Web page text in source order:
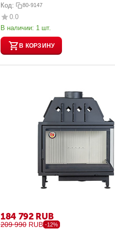
Код: 80-9147
0.0
В наличии: 1 шт.
В КОРЗИНУ
184 792 RUB
209 990 RUB -12%